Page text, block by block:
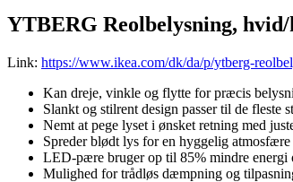
YTBERG Reolbelysning,
Link: https://www.ikea.com/dk/da/p/ytberg-
Kan dreje, vinkle og flytte for præcis
Slankt og stilrent design passer til de fleste
Nemt at pege lyset i ønsket retning med
Spreder blødt lys for en hyggelig atmosfære
LED-pære bruger op til 85% mindre energi
Mulighed for trådløs dæmpning og